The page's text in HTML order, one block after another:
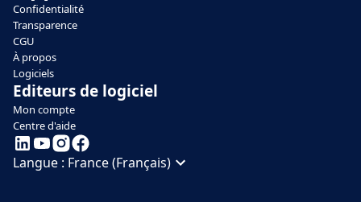
Confidentialité
Transparence
CGU
À propos
Logiciels
Editeurs de logiciel
Mon compte
Centre d'aide
Langue : France (Français)